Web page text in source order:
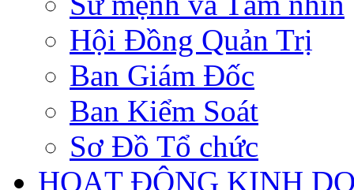
Hội Đồng Quản Trị
Ban Giám Đốc
Ban Kiểm Soát
Sơ Đồ Tổ chức
HOẠT ĐỘNG KINH